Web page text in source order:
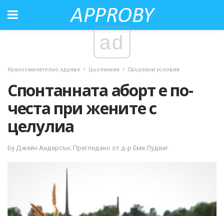
ad
Храносмилателно здраве Цьолиакия Свързани условия
Спонтанната аборт е по-
честа при жените с
целулиа
by Джейн Андерсън; Прегледано от д-р Еми Лудвиг